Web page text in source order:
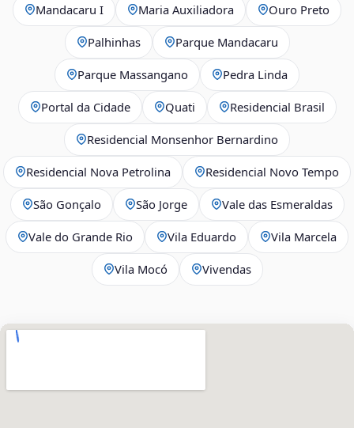
Mandacaru I Maria Auxiliadora Ouro Preto
Palhinhas Parque Mandacaru
Parque Massangano Pedra Linda
Portal da Cidade Quati Residencial Brasil
Residencial Monsenhor Bernardino
Residencial Nova Petrolina Residencial Novo Tempo
São Gonçalo São Jorge Vale das Esmeraldas
Vale do Grande Rio Vila Eduardo Vila Marcela
Vila Mocó Vivendas